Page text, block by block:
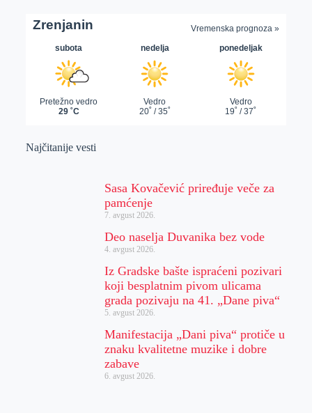
Najčitanije vesti
Sasa Kovačević priređuje veče za
pamćenje
7. avgust 2026.
Deo naselja Duvanika bez vode
4. avgust 2026.
Iz Gradske bašte ispraćeni pozivari
koji besplatnim pivom ulicama
grada pozivaju na 41. „Dane piva“
5. avgust 2026.
Manifestacija „Dani piva“ protiče u
znaku kvalitetne muzike i dobre
zabave
6. avgust 2026.